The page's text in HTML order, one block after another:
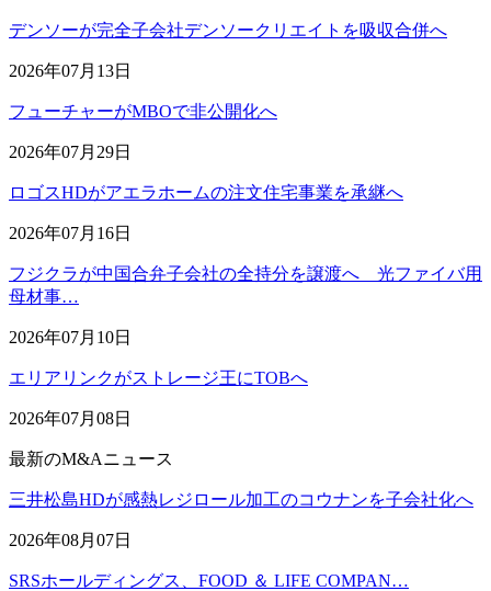
デンソーが完全子会社デンソークリエイトを吸収合併へ
2026年07月13日
フューチャーがMBOで非公開化へ
2026年07月29日
ロゴスHDがアエラホームの注文住宅事業を承継へ
2026年07月16日
フジクラが中国合弁子会社の全持分を譲渡へ 光ファイバ用
母材事…
2026年07月10日
エリアリンクがストレージ王にTOBへ
2026年07月08日
最新のM&Aニュース
三井松島HDが感熱レジロール加工のコウナンを子会社化へ
2026年08月07日
SRSホールディングス、FOOD ＆ LIFE COMPAN…